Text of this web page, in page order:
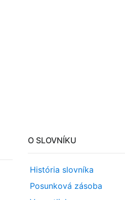
O SLOVNÍKU
História slovníka
Posunková zásoba